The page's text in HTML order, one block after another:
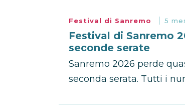
Festival di Sanremo 5
Festival di Sanremo
seconde serate
Sanremo 2026 perde
seconda serata. Tutti i